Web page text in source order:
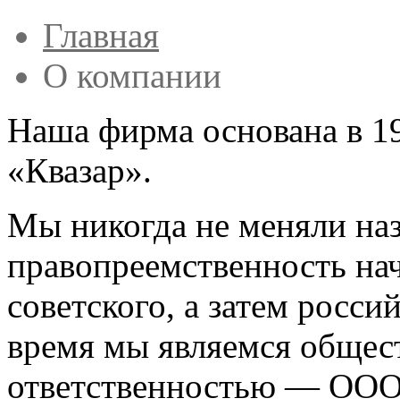
Главная
О компании
Наша фирма основана в
«Квазар».
Мы никогда не меняли
правопреемственность
советского, а затем
время мы являемся
ответственностью —